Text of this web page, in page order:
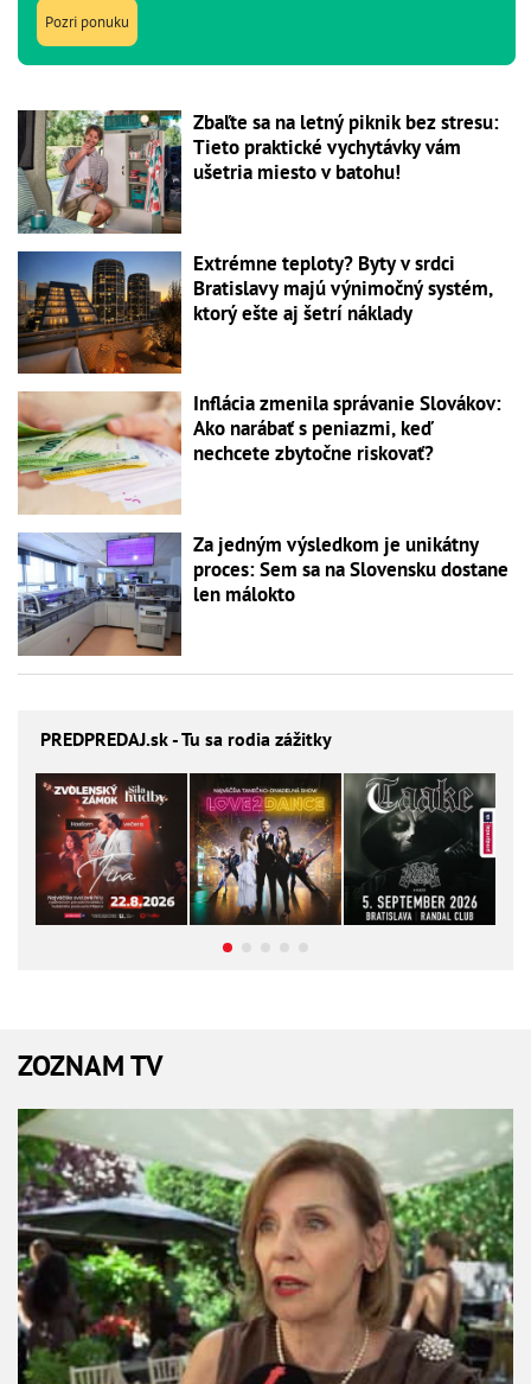
Pozri ponuku
Zbaľte sa na letný piknik bez stresu:
Tieto praktické vychytávky vám
ušetria miesto v batohu!
Extrémne teploty? Byty v srdci
Bratislavy majú výnimočný systém,
ktorý ešte aj šetrí náklady
Inflácia zmenila správanie Slovákov:
Ako narábať s peniazmi, keď
nechcete zbytočne riskovať?
Za jedným výsledkom je unikátny
proces: Sem sa na Slovensku dostane
len málokto
PREDPREDAJ.sk - Tu sa rodia zážitky
ZOZNAM TV